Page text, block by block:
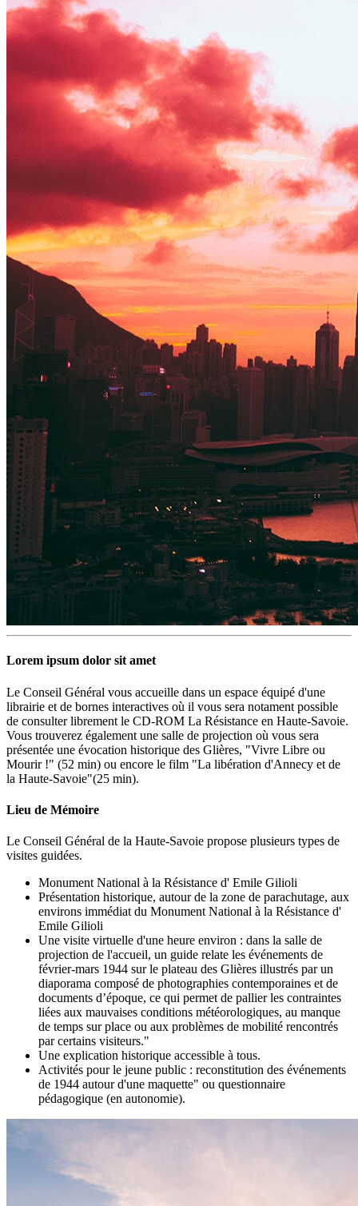
Lorem ipsum dolor sit amet
Le Conseil Général vous accueille dans un espace équipé d'une
librairie et de bornes interactives où il vous sera notament possible
de consulter librement le CD-ROM La Résistance en Haute-Savoie.
Vous trouverez également une salle de projection où vous sera
présentée une évocation historique des Glières, "Vivre Libre ou
Mourir !" (52 min) ou encore le film "La libération d'Annecy et de
la Haute-Savoie"(25 min).
Lieu de Mémoire
Le Conseil Général de la Haute-Savoie propose plusieurs types de
visites guidées.
Monument National à la Résistance d' Emile Gilioli
Présentation historique, autour de la zone de parachutage, aux
environs immédiat du Monument National à la Résistance d'
Emile Gilioli
Une visite virtuelle d'une heure environ : dans la salle de
projection de l'accueil, un guide relate les événements de
février-mars 1944 sur le plateau des Glières illustrés par un
diaporama composé de photographies contemporaines et de
documents d’époque, ce qui permet de pallier les contraintes
liées aux mauvaises conditions météorologiques, au manque
de temps sur place ou aux problèmes de mobilité rencontrés
par certains visiteurs."
Une explication historique accessible à tous.
Activités pour le jeune public : reconstitution des événements
de 1944 autour d'une maquette" ou questionnaire
pédagogique (en autonomie).